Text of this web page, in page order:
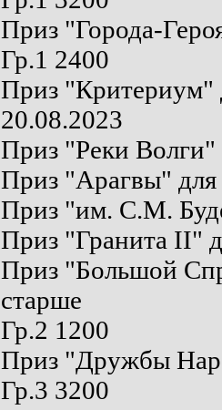
Приз "Города-
Гр.1 2400
Приз "Критериум"
20.08.2023
Приз "Реки Волги"
Приз "Арагвы" для
Приз "им. С.М.
Приз "Гранита II"
Приз "Большой
старше
Гр.2 1200
Приз "Дружбы
Гр.3 3200